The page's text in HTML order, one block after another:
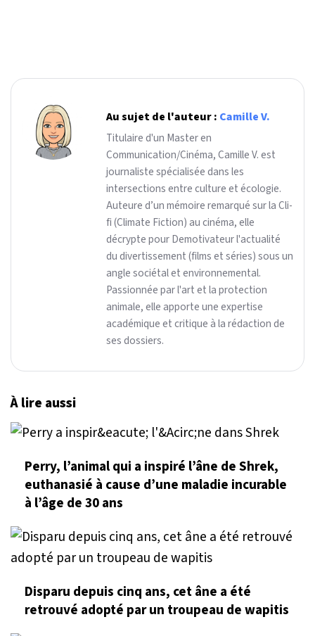
Au sujet de l'auteur : Camille V.
Titulaire d'un Master en
Communication/Cinéma, Camille V. est
journaliste spécialisée dans les
intersections entre culture et écologie.
Auteure d’un mémoire remarqué sur la Cli-
fi (Climate Fiction) au cinéma, elle
décrypte pour Demotivateur l'actualité
du divertissement (films et séries) sous un
angle sociétal et environnemental.
Passionnée par l'art et la protection
animale, elle apporte une expertise
académique et critique à la rédaction de
ses dossiers.
À lire aussi
Perry, l’animal qui a inspiré l’âne de Shrek,
euthanasié à cause d’une maladie incurable
à l’âge de 30 ans
Disparu depuis cinq ans, cet âne a été
retrouvé adopté par un troupeau de wapitis